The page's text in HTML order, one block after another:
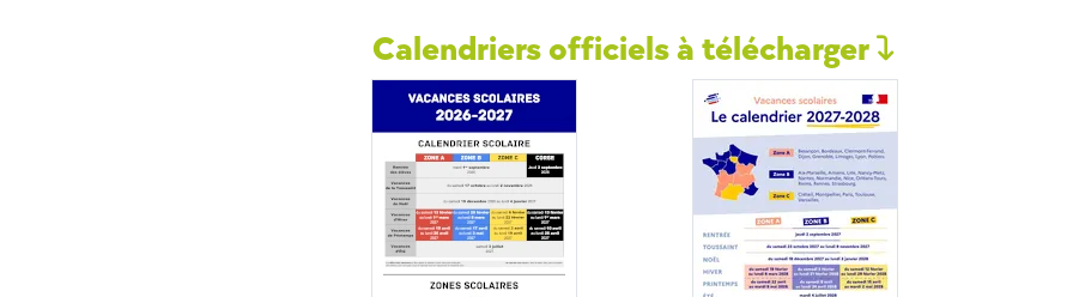
Calendriers officiels à télécharger